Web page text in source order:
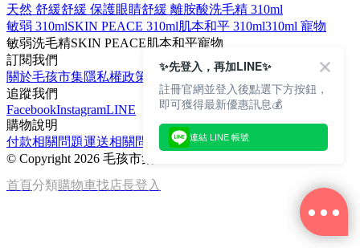
天然 舒緩舒緩 保護眼睛舒緩 離胺酸洗毛精 310ml
敏弱 310mlSKIN PEACE 310ml肌本和平 310ml310ml 寵物
敏弱洗毛精SKIN PEACE肌本和平寵物
訂閱我們
關於毛孩市集隱私權政策
文章
追蹤我們
FacebookInstagramLINE
購物說明
付款相關問題運送相關問題
退換貨說明
© Copyright 2026 毛孩市集
首頁分類購物車找店長登入
✨先登入，再加LINE✨
註冊官網並登入後點選下方按鈕，
即可獲得最新優惠訊息💰
連結 LINE 帳號